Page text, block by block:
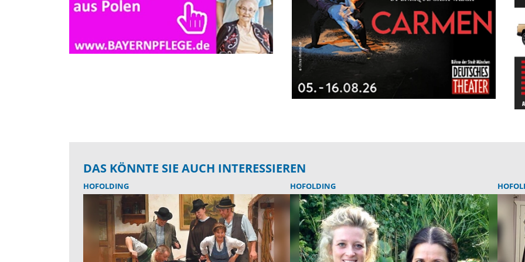
DAS KÖNNTE SIE AUCH INTERESSIEREN
HOFOLDING HOFOLDING